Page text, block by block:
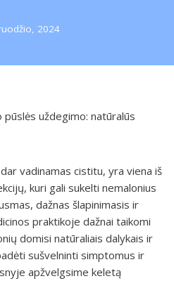
2024
pūslės uždegimo: natūralūs
vadinamas cistitu, yra viena iš
kuri gali sukelti nemalonius
dažnas šlapinimasis ir
praktikoje dažnai taikomi
domisi natūraliais dalykais ir
sušvelninti simptomus ir
apžvelgsime keletą